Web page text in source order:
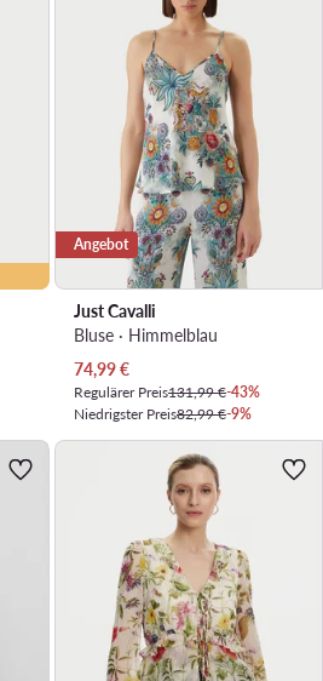
Angebot
Just Cavalli
Bluse · Himmelblau
Aktueller Preis
74,99€
Regulärer Preis131,99 €-43%
Niedrigster Preis82,99 €-9%